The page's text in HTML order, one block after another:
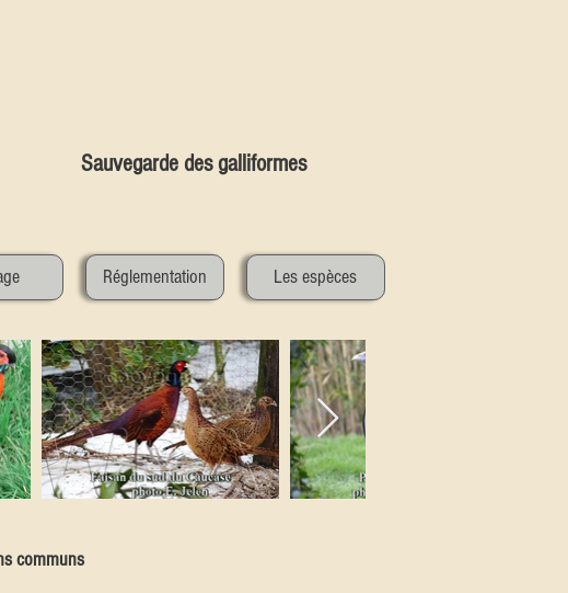
Sauvegarde des galliformes
Réglementation Les espèces
communs